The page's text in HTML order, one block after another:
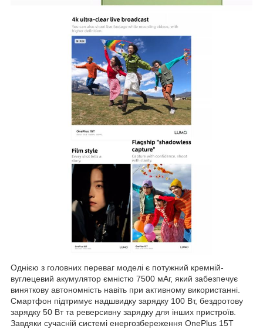
Однією з головних переваг моделі є потужний кремній-
вуглецевий акумулятор ємністю 7500 мАг, який забезпечує
виняткову автономність навіть при активному використанні.
Смартфон підтримує надшвидку зарядку 100 Вт, бездротову
зарядку 50 Вт та реверсивну зарядку для інших пристроїв.
Завдяки сучасній системі енергозбереження OnePlus 15T